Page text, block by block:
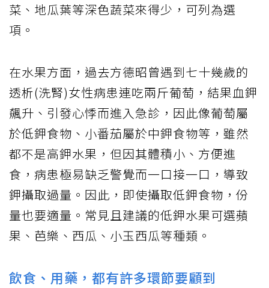
菜、地瓜葉等深色蔬菜來得少，可列為選
項。
在水果方面，過去方德昭曾遇到七十幾歲的
透析(洗腎)女性病患連吃兩斤葡萄，結果血鉀
飆升、引發心悸而進入急診，因此像葡萄屬
於低鉀食物、小番茄屬於中鉀食物等，雖然
都不是高鉀水果，但因其體積小、方便進
食，病患極易缺乏警覺而一口接一口，導致
鉀攝取過量。因此，即使攝取低鉀食物，份
量也要適量。常見且建議的低鉀水果可選蘋
果、芭樂、西瓜、小玉西瓜等種類。
飲食、用藥，都有許多環節要顧到